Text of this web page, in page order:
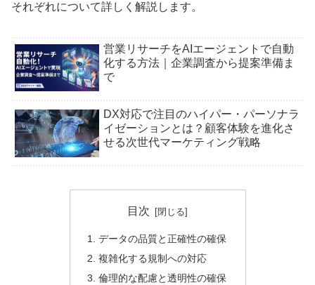
それぞれについて詳しく解説します。
営業リサーチをAIエージェントで自動
化する方法｜企業調査から提案準備ま
で
DX対応で注目のハイパー・パーソナラ
イゼーションとは？顧客体験を進化さ
せる次世代マーケティング戦略
目次
データの品質と正確性の確保
複雑化する規制への対応
倫理的な配慮と透明性の確保